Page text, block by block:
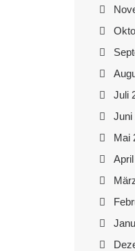
Juli
Juni
Mai